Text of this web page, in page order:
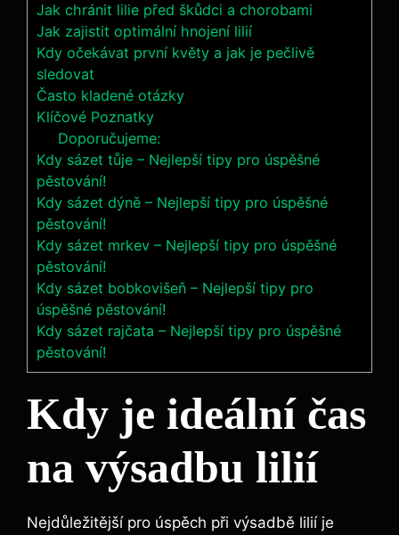
Jak chránit lilie před škůdci a chorobami
Jak zajistit optimální hnojení lilií
Kdy očekávat první květy a jak je pečlivě
sledovat
Často kladené otázky
Klíčové Poznatky
Doporučujeme:
Kdy sázet tůje – Nejlepší tipy pro úspěšné
pěstování!
Kdy sázet dýně – Nejlepší tipy pro úspěšné
pěstování!
Kdy sázet mrkev – Nejlepší tipy pro úspěšné
pěstování!
Kdy sázet bobkovišeň – Nejlepší tipy pro
úspěšné pěstování!
Kdy sázet rajčata – Nejlepší tipy pro úspěšné
pěstování!
Kdy je ideální čas
na výsadbu lilií
Nejdůležitější pro úspěch při výsadbě lilií je